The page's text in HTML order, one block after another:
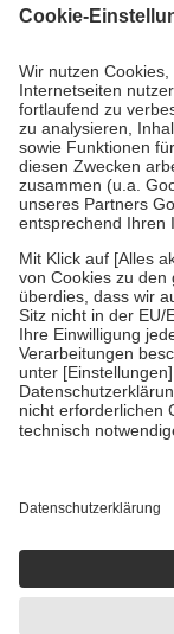
Grundsätzlich
höchstens zehn Euro.
tatsächlichen
Diese Regeln
Bei Heilmitteln und
Zuzahlung zehn
Verordnung.
Um das
zu stärken und die
fallenkeine
• Kindern und
mit Ausnahme der
• Untersuchungen
GKV getragen
• empfohlenen
• Harn- und
getroffen, um
https://
Einige Bilder und